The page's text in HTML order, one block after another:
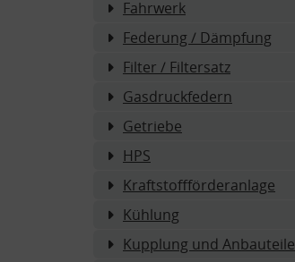
Fahrwerk
Federung / Dämpfung
Filter / Filtersatz
Gasdruckfedern
Getriebe
HPS
Kraftstoffförderanlage
Kühlung
Kupplung und Anbauteile